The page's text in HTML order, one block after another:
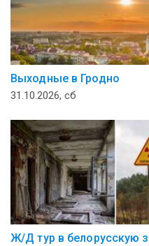
Выходные в Гродно
31.10.2026, сб
Ж/Д тур в белорусскую